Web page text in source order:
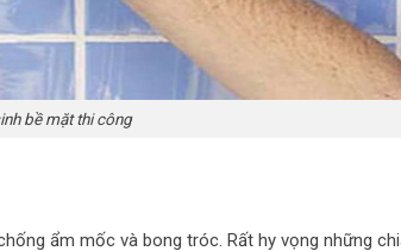
bề mặt thi công
ẩm mốc và bong tróc. Rất hy vọng những